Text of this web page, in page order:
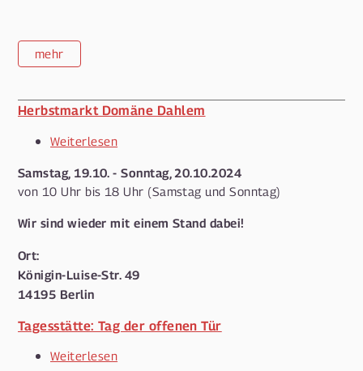
mehr
Herbstmarkt Domäne Dahlem
Weiterlesen
Domäne
Dahlem
Samstag, 19.10. - Sonntag, 20.10.2024
von 10 Uhr bis 18 Uhr (Samstag und Sonntag)
Wir sind wieder mit einem Stand dabei!
Ort:
Königin-Luise-Str. 49
14195 Berlin
Tagesstätte: Tag der offenen Tür
Weiterlesen